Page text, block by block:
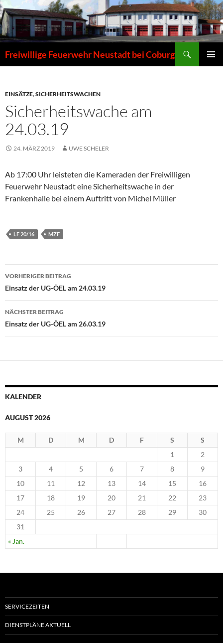
Zum
Inhalt
springen
Freiwillige Feuerwehr Neustadt bei Coburg
EINSÄTZE,SICHERHEITSWACHEN
Sicherheitswache am
24.03.19
24. MÄRZ 2019 UWE SCHELER
Ab 17:00 Uhr leisteten die Kameraden der Freiwilligen
Feuerwehr Neustadt eine Sicherheitswache in der
Frankenhalle bei einem Auftritt von Michel Müller
LF 20/16 MZF
Beitragsnavigation
VORHERIGER BEITRAG
Einsatz der UG-ÖEL am 24.03.19
NÄCHSTER BEITRAG
Einsatz der UG-ÖEL am 26.03.19
KALENDER
AUGUST 2026
M D M D F S S
« Jan.
1
2
3
4 5 6 7 8
9
10
11 12 13 14 15
16
17
18 19 20 21 22
23
24
25 26 27 28 29
30
31
SERVICEZEITEN
DIENSTPLÄNE AKTUELL